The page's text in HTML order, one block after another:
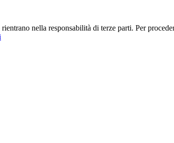
nella responsabilità di terze parti. Per